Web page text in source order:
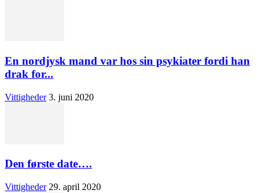
En nordjysk mand var hos sin psykiater fordi han
drak for...
Vittigheder 3. juni 2020
Den første date….
Vittigheder 29. april 2020